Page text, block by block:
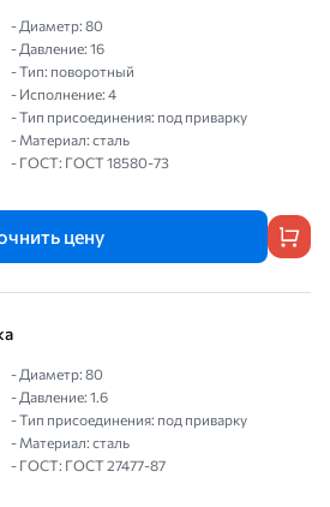
- Диаметр: 80
- Давление: 16
- Тип: поворотный
- Исполнение: 4
- Тип присоединения: под приварку
- Материал: сталь
- ГОСТ: ГОСТ 18580-73
цену
- Диаметр: 80
- Давление: 1.6
- Тип присоединения: под приварку
- Материал: сталь
- ГОСТ: ГОСТ 27477-87